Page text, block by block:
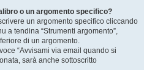
o un argomento specifico?
un argomento specifico cliccando
a tendina “Strumenti argomento”,
di un argomento.
“Avvisami via email quando si
sarà anche sottoscritto